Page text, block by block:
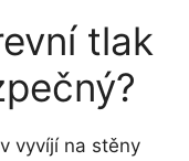
tlak
vyvíjí na stěny